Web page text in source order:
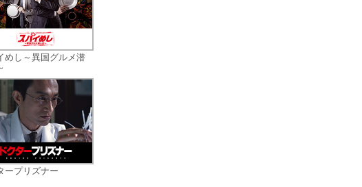
――。さらに
しかかる親
。
こへ連れて
に、仕事
ぐるぐると
環境もぐる
まるで地球
かのように
と希望の間
迷いなが
追い求めて
めし～異国グルメ潜
ープリズナー